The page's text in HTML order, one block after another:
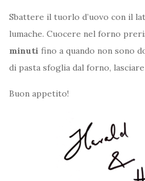
Sbattere il tuorlo d’uovo con il
lumache. Cuocere nel forno
minuti fino a quando non sono
di pasta sfoglia dal forno,
Buon appetito!